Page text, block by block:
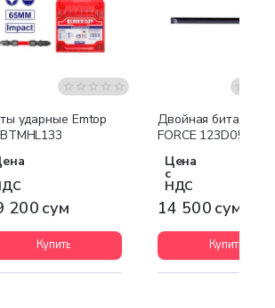
ударные Emtop
200 сум
Купить
Двойная бита шлиц
FORCE 123D05507
Цена
с
НДС
14 500 сум
Купить